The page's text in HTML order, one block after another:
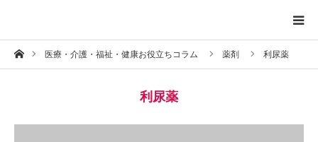
ホーム医療・介護・福祉・健康お役立ちコラム 薬剤 利尿薬
利尿薬
トップページ